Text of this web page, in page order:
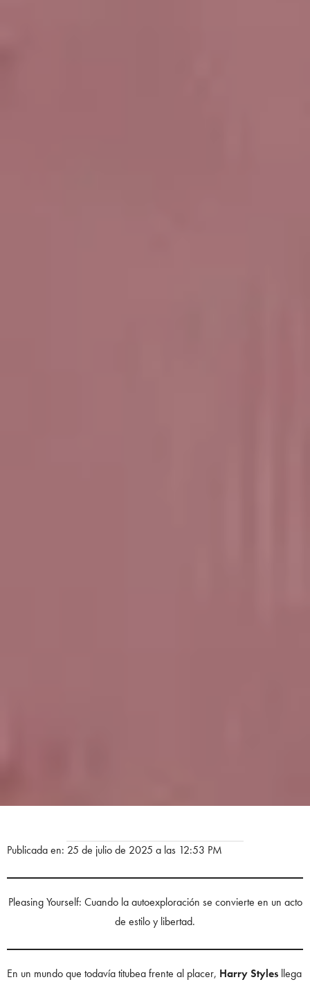
Publicada en: 25 de julio de 2025 a las 12:53 PM
Pleasing Yourself: Cuando la autoexploración se convierte en un acto
de estilo y libertad.
En un mundo que todavía titubea frente al placer, Harry Styles llega